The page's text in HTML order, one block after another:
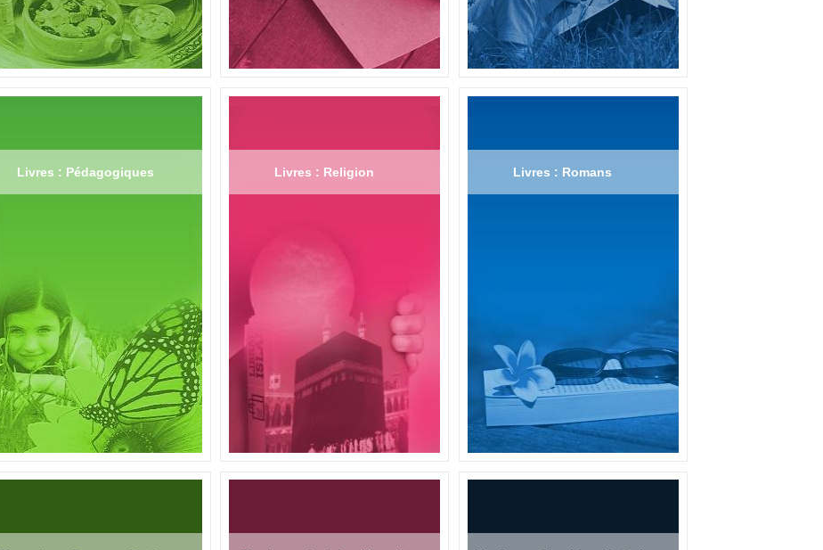
Livres : Pédagogiques Livres : Religion Livres : Romans